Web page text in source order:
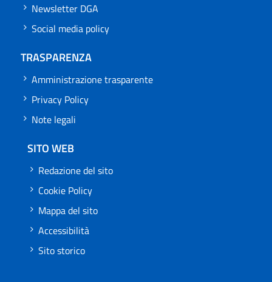
Newsletter DGA
Social media policy
TRASPARENZA
Amministrazione trasparente
Privacy Policy
Note legali
SITO WEB
Redazione del sito
Cookie Policy
Mappa del sito
Accessibilità
Sito storico